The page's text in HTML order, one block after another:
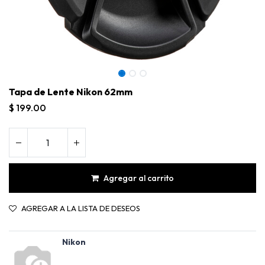
Tapa de Lente Nikon 62mm
$ 199.00
Agregar al carrito
AGREGAR A LA LISTA DE DESEOS
Nikon